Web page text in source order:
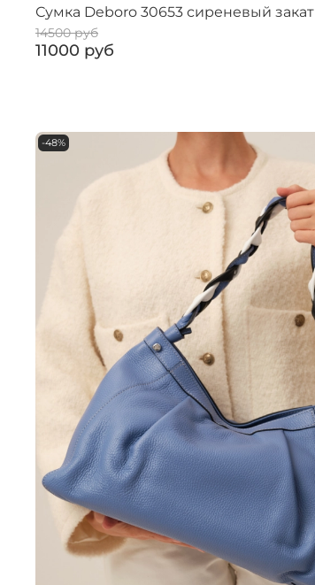
Сумка Deboro 30653 сиреневый закат
14500 руб
11000 руб
-48%